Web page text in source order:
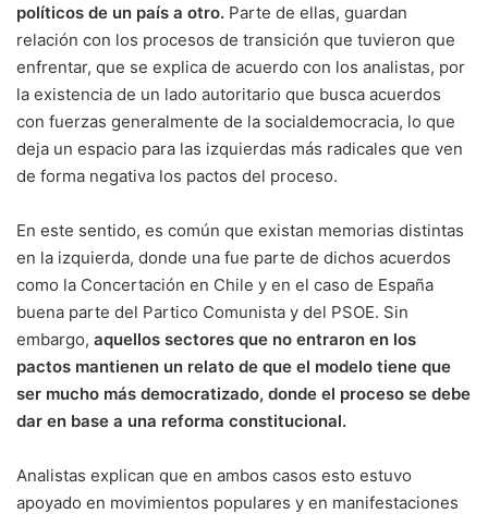
políticos de un país a otro. Parte de ellas, guardan
relación con los procesos de transición que tuvieron que
enfrentar, que se explica de acuerdo con los analistas, por
la existencia de un lado autoritario que busca acuerdos
con fuerzas generalmente de la socialdemocracia, lo que
deja un espacio para las izquierdas más radicales que ven
de forma negativa los pactos del proceso.
En este sentido, es común que existan memorias distintas
en la izquierda, donde una fue parte de dichos acuerdos
como la Concertación en Chile y en el caso de España
buena parte del Partico Comunista y del PSOE. Sin
embargo, aquellos sectores que no entraron en los
pactos mantienen un relato de que el modelo tiene que
ser mucho más democratizado, donde el proceso se debe
dar en base a una reforma constitucional.
Analistas explican que en ambos casos esto estuvo
apoyado en movimientos populares y en manifestaciones